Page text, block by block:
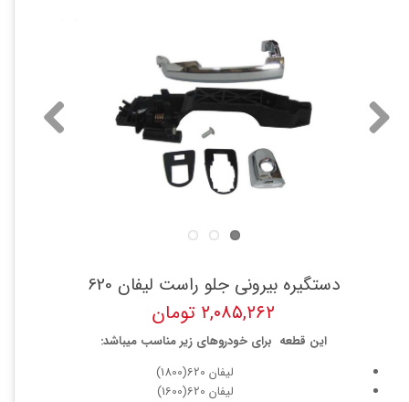
دستگیره بیرونی جلو راست لیفان 620
۲,۰۸۵,۲۶۲ تومان
این قطعه برای خودروهای زیر مناسب میباشد:
لیفان 620(1800)
لیفان 620(1600)